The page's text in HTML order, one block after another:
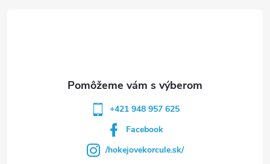
+421 948 957 625
Facebook
/hokejovekorcule.sk/